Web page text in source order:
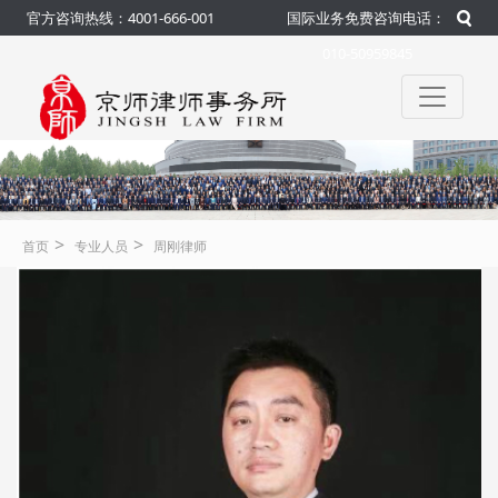
官方咨询热线：4001-666-001
国际业务免费咨询电话：
首页 > 专业人员 > 周刚律师